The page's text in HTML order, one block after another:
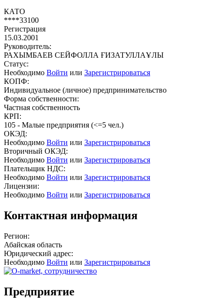
КАТО
****33100
Регистрация
15.03.2001
Руководитель:
РАХЫМБАЕВ СЕЙФОЛЛА ҒИЗАТУЛЛАҰЛЫ
Статус:
Необходимо Войти или Зарегистрироваться
КОПФ:
Индивидуальное (личное) предпринимательство
Форма собственности:
Частная собственность
КРП:
105 - Малые предприятия (<=5 чел.)
ОКЭД:
Необходимо Войти или Зарегистрироваться
Вторичный ОКЭД:
Необходимо Войти или Зарегистрироваться
Плательщик НДС:
Необходимо Войти или Зарегистрироваться
Лицензии:
Необходимо Войти или Зарегистрироваться
Контактная информация
Регион:
Абайская область
Юридический адрес:
Необходимо Войти или Зарегистрироваться
Предприятие